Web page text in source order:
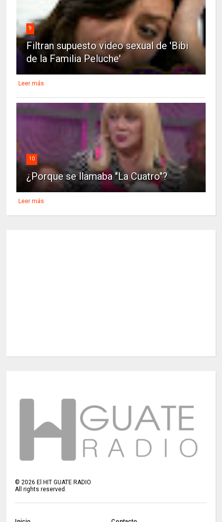
9
Filtran supuesto video sexual de 'Bibi
de la Familia Peluche'
Leer más
10
¿Porque se llamaba "La Cuatro"?
Leer más
©2026 El HIT GUATE RADIO
All rights reserved.